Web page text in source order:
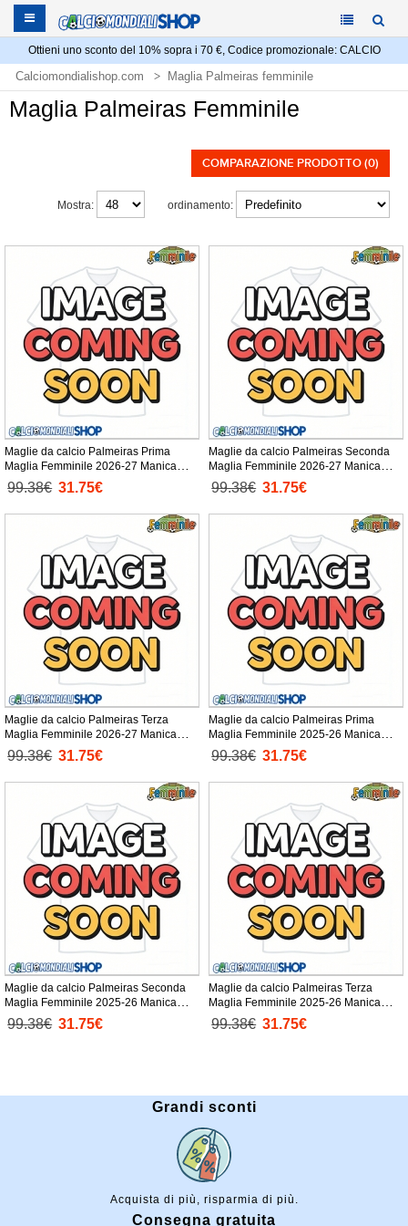
Ottieni uno sconto del 10% sopra i 70 €, Codice promozionale: CALCIO
Calciomondialishop.com Maglia Palmeiras femminile
Maglia Palmeiras Femminile
COMPARAZIONE PRODOTTO (0)
ordinamento:
Mostra:
Maglie da calcio Palmeiras Prima
Maglia Femminile 2026-27 Manica
Corta
99.38€ 31.75€
Maglie da calcio Palmeiras Seconda
Maglia Femminile 2026-27 Manica
Corta
99.38€ 31.75€
Maglie da calcio Palmeiras Terza
Maglia Femminile 2026-27 Manica
Corta
99.38€ 31.75€
Maglie da calcio Palmeiras Prima
Maglia Femminile 2025-26 Manica
Corta
99.38€ 31.75€
Maglie da calcio Palmeiras Seconda
Maglia Femminile 2025-26 Manica
Corta
99.38€ 31.75€
Maglie da calcio Palmeiras Terza
Maglia Femminile 2025-26 Manica
Corta
99.38€ 31.75€
Grandi sconti
Acquista di più, risparmia di più.
Consegna gratuita